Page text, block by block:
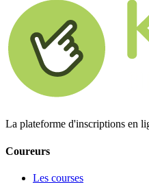
La plateforme d'inscriptions en
Coureurs
Les courses